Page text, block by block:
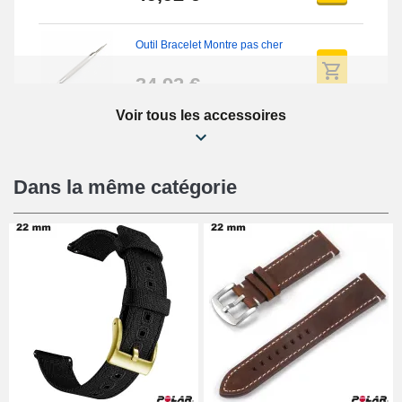
Outil Bracelet Montre pas cher
34,92 €
Kit Réparation Montre Débutant
16,90 €
Pied à Coulisse Numérique
9,90 €
Kit Horlogerie Débutant
26,90 €
Voir tous les accessoires
Dans la même catégorie